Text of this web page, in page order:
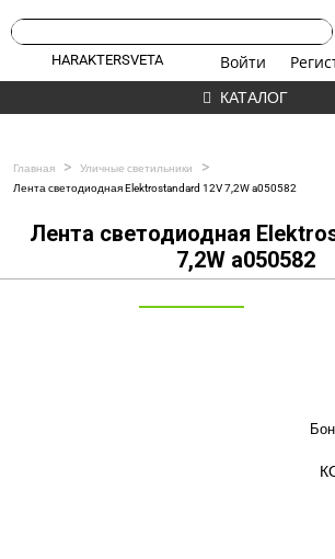
Войти
HARAKTERSVETA
КАТАЛОГ
Главная > Уличные светильники >
Лента светодиодная Elektrostandard 12V 7,2W a050582
Лента светодиодная
7,2W a050582